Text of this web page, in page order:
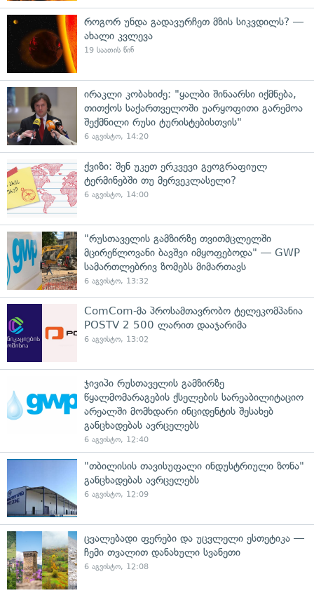
როგორ უნდა გადავურჩეთ მზის სიკვდილს? —
ახალი კვლევა
19 საათის წინ
ირაკლი კობახიძე: "ყალბი შინაარსი იქმნება,
თითქოს საქართველოში უარყოფითი გარემოა
შექმნილი რუსი ტურისტებისთვის"
6 აგვისტო, 14:20
ქვიზი: შენ უკეთ ერკვევი გეოგრაფიულ
ტერმინებში თუ მერვეკლასელი?
6 აგვისტო, 14:00
"რუსთაველის გამზირზე თვითმცლელში
მცირეწლოვანი ბავშვი იმყოფებოდა" — GWP
სამართლებრივ ზომებს მიმართავს
6 აგვისტო, 13:32
ComCom-მა პროსამთავრობო ტელეკომპანია
POSTV 2 500 ლარით დააჯარიმა
6 აგვისტო, 13:02
ჯივიპი რუსთაველის გამზირზე
წყალმომარაგების ქსელების სარეაბილიტაციო
არეალში მომხდარი ინციდენტის შესახებ
განცხადებას ავრცელებს
6 აგვისტო, 12:40
"თბილისის თავისუფალი ინდუსტრიული ზონა"
განცხადებას ავრცელებს
6 აგვისტო, 12:09
ცვალებადი ფერები და უცვლელი ესთეტიკა —
ჩემი თვალით დანახული სვანეთი
6 აგვისტო, 12:08